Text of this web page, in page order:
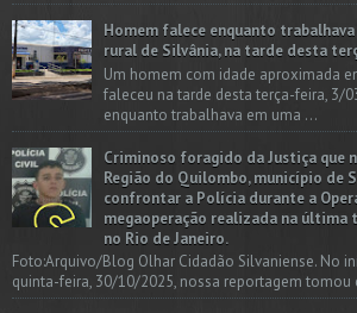
Homem falece enquanto
rural de Silvânia, na tarde desta
Um homem com idade aproximada
faleceu na tarde desta terça-feira, 3/
enquanto trabalhava em uma ...
Criminoso foragido da Justiça que
Região do Quilombo, município de
confrontar a Polícia durante a
megaoperação realizada na última
no Rio de Janeiro.
Foto:Arquivo/Blog Olhar Cidadão Silvaniense. No
quinta-feira, 30/10/2025, nossa reportagem tomou